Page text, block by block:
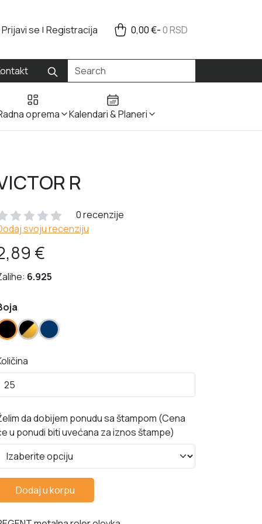
Prijavi se | Registracija 0,00 €-0 RSD
Search
Search
oprema Kalendari & Planeri
R
0 recenzije
svoju recenziju
€
6.925
da dobijem ponudu sa štampom (Cena
u ponudi biti uvećana za iznos štampe)
Dodaj u korpu